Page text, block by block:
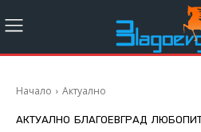
Начало Актуално
АКТУАЛНО БЛАГОЕВГРАД